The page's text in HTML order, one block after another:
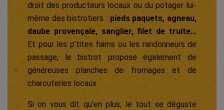
droit des producteurs locaux ou du potager lui-
même des bistrotiers : pieds paquets, agneau,
daube provençale, sanglier, filet de truite…
Et pour les p’tites faims ou les randonneurs de
passage, le bistrot propose également de
généreuses planches de fromages et de
charcuteries locaux.
Si on vous dit qu’en plus, le tout se déguste